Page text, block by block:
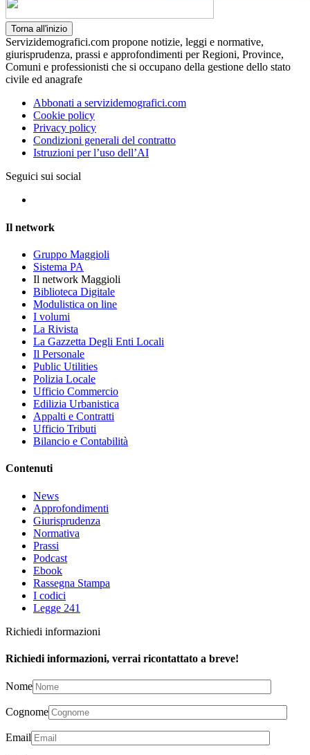
Torna all'inizio
Servizidemografici.com propone notizie, leggi e normative,
giurisprudenza, prassi e approfondimenti per Regioni, Province,
Comuni e professionisti che si occupano della gestione dello stato
civile ed anagrafe
Abbonati a servizidemografici.com
Cookie policy
Privacy policy
Condizioni generali del contratto
Istruzioni per l’uso dell’AI
Seguici sui social
Il network
Gruppo Maggioli
Sistema PA
Il network Maggioli
Biblioteca Digitale
Modulistica on line
I volumi
La Rivista
La Gazzetta Degli Enti Locali
Il Personale
Public Utilities
Polizia Locale
Ufficio Commercio
Edilizia Urbanistica
Appalti e Contratti
Ufficio Tributi
Bilancio e Contabilità
Contenuti
News
Approfondimenti
Giurisprudenza
Normativa
Prassi
Podcast
Ebook
Rassegna Stampa
I codici
Legge 241
Richiedi informazioni
Richiedi informazioni, verrai ricontattato a breve!
Nome
Cognome
Email